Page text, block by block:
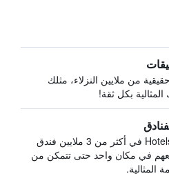
من ملايين النزلاء، مثلك
بكل ثقة!
يبحث HotelsCombined في أكثر من 3 ملايين فندق
في مكان واحد حتى تتمكن من
المثالية.